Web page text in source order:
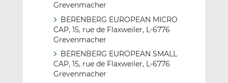
Grevenmacher
BERENBERG EUROPEAN MICRO
CAP, 15, rue de Flaxweiler, L-6776
Grevenmacher
BERENBERG EUROPEAN SMALL
CAP, 15, rue de Flaxweiler, L-6776
Grevenmacher